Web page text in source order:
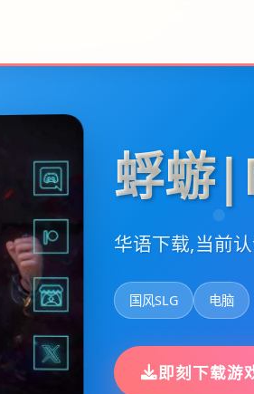
蜉蝣
华语下载,当前
国风SLG 电脑
即刻下载游